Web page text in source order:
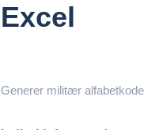
Excel
Generer militær